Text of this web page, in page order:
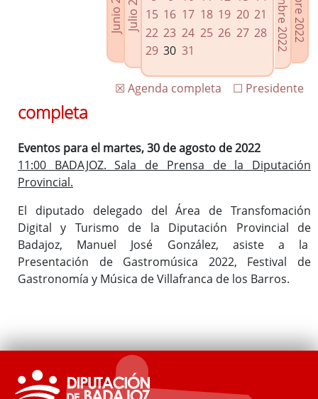
Agenda de Presidencia
Plenos provinciales y Juntas de gobierno
Oficina de Proyectos Europeos
15 16 17 18 19 20 21
22 23 24 25 26 27 28
29 30 31
☐ Presidente
☒ Agenda completa
completa
Eventos para el martes, 30 de agosto de 2022
11:00 BADAJOZ. Sala de Prensa de la Diputación
Provincial.
El diputado delegado del Área de Transfomación
Digital y Turismo de la Diputación Provincial de
Badajoz, Manuel José González, asiste a la
Presentación de Gastromúsica 2022, Festival de
Gastronomía y Música de Villafranca de los Barros.